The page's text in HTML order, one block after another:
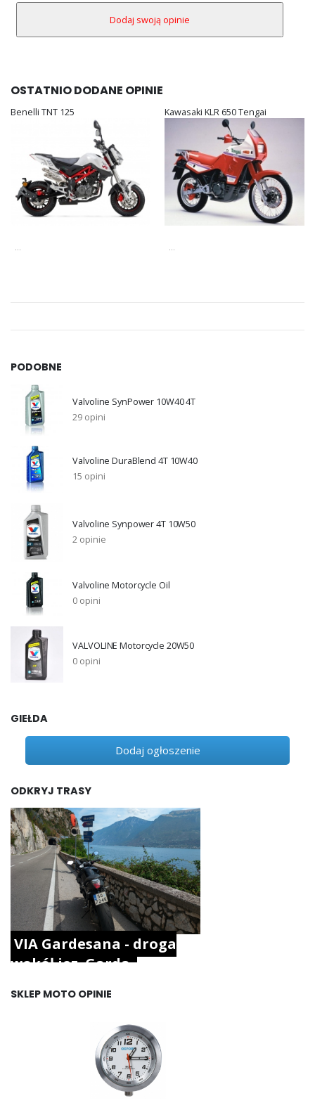
OSTATNIO DODANE OPINIE
Benelli TNT 125 Kawasaki KLR 650 Tengai
...
PODOBNE
Valvoline SynPower 10W40 4T
29 opini
Valvoline DuraBlend 4T 10W40
15 opini
Valvoline Synpower 4T 10W50
2 opinie
Valvoline Motorcycle Oil
0 opini
VALVOLINE Motorcycle 20W50
0 opini
GIEŁDA
Dodaj ogłoszenie
ODKRYJ TRASY
VIA Gardesana - droga
wokół jez. Garda.
SKLEP MOTO OPINIE